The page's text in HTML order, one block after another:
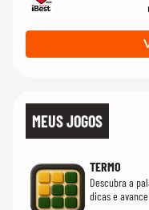
MEUS JOGOS
TERMO
Descubra a
dicas e